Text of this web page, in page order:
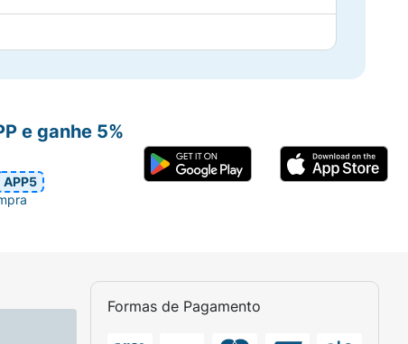
mantendo suas unhas e
conforto e eficácia imediata.
Formas de Pagamento
e ganhe 5%
APP5